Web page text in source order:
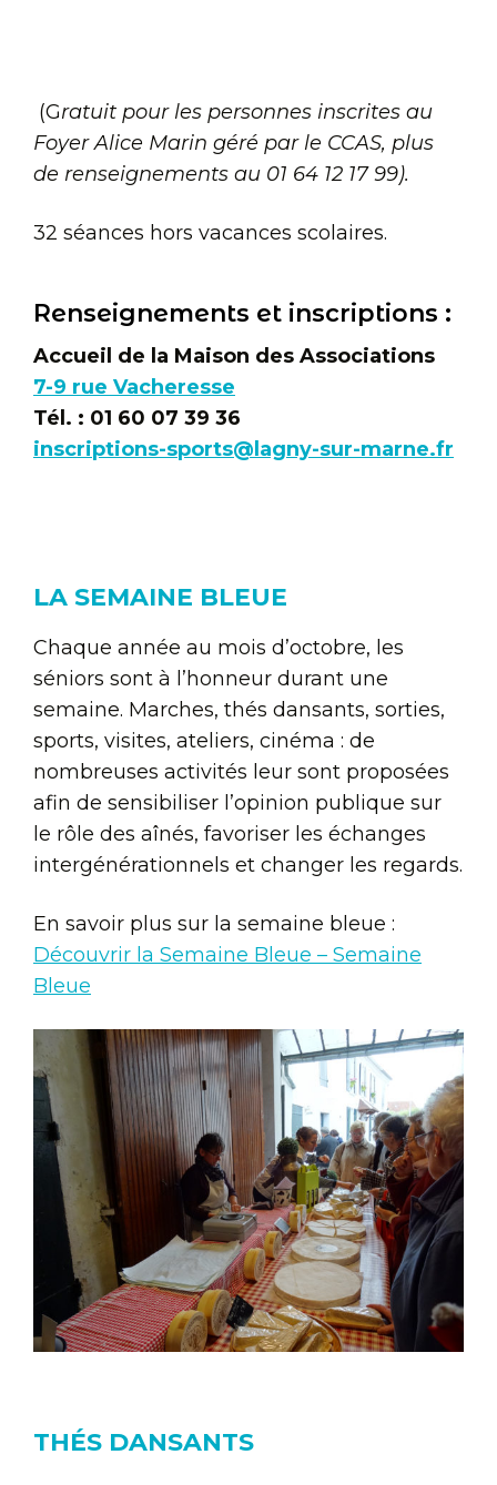
(Gratuit pour les personnes inscrites au
Foyer Alice Marin géré par le CCAS, plus
de renseignements au 01 64 12 17 99).
32 séances hors vacances scolaires.
Renseignements et inscriptions :
Accueil de la Maison des Associations
7-9 rue Vacheresse
Tél. : 01 60 07 39 36
inscriptions-sports@lagny-sur-marne.fr
LA SEMAINE BLEUE
Chaque année au mois d’octobre, les
séniors sont à l’honneur durant une
semaine. Marches, thés dansants, sorties,
sports, visites, ateliers, cinéma : de
nombreuses activités leur sont proposées
afin de sensibiliser l’opinion publique sur
le rôle des aînés, favoriser les échanges
intergénérationnels et changer les regards.
En savoir plus sur la semaine bleue :
Découvrir la Semaine Bleue – Semaine
Bleue
THÉS DANSANTS